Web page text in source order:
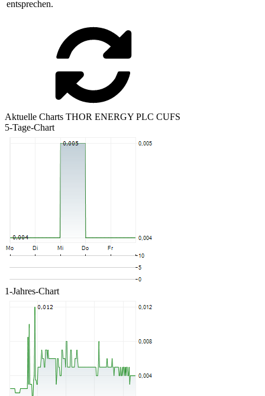
entsprechen.
Aktuelle Charts THOR ENERGY PLC CUFS
5-Tage-Chart
1-Jahres-Chart